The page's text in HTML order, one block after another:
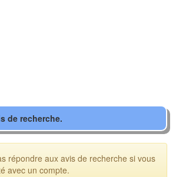
de recherche.
répondre aux avis de recherche si vous
avec un compte.